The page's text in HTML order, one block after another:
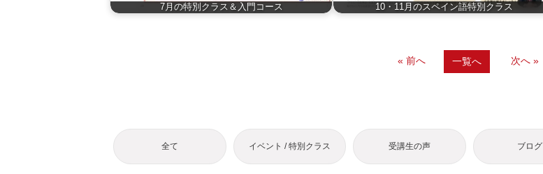
7月の特別クラス＆入門コース 10・11月のスペイン語特別クラス
« 前へ 一覧へ 次へ »
全て イベント / 特別クラス 受講生の声 ブログ